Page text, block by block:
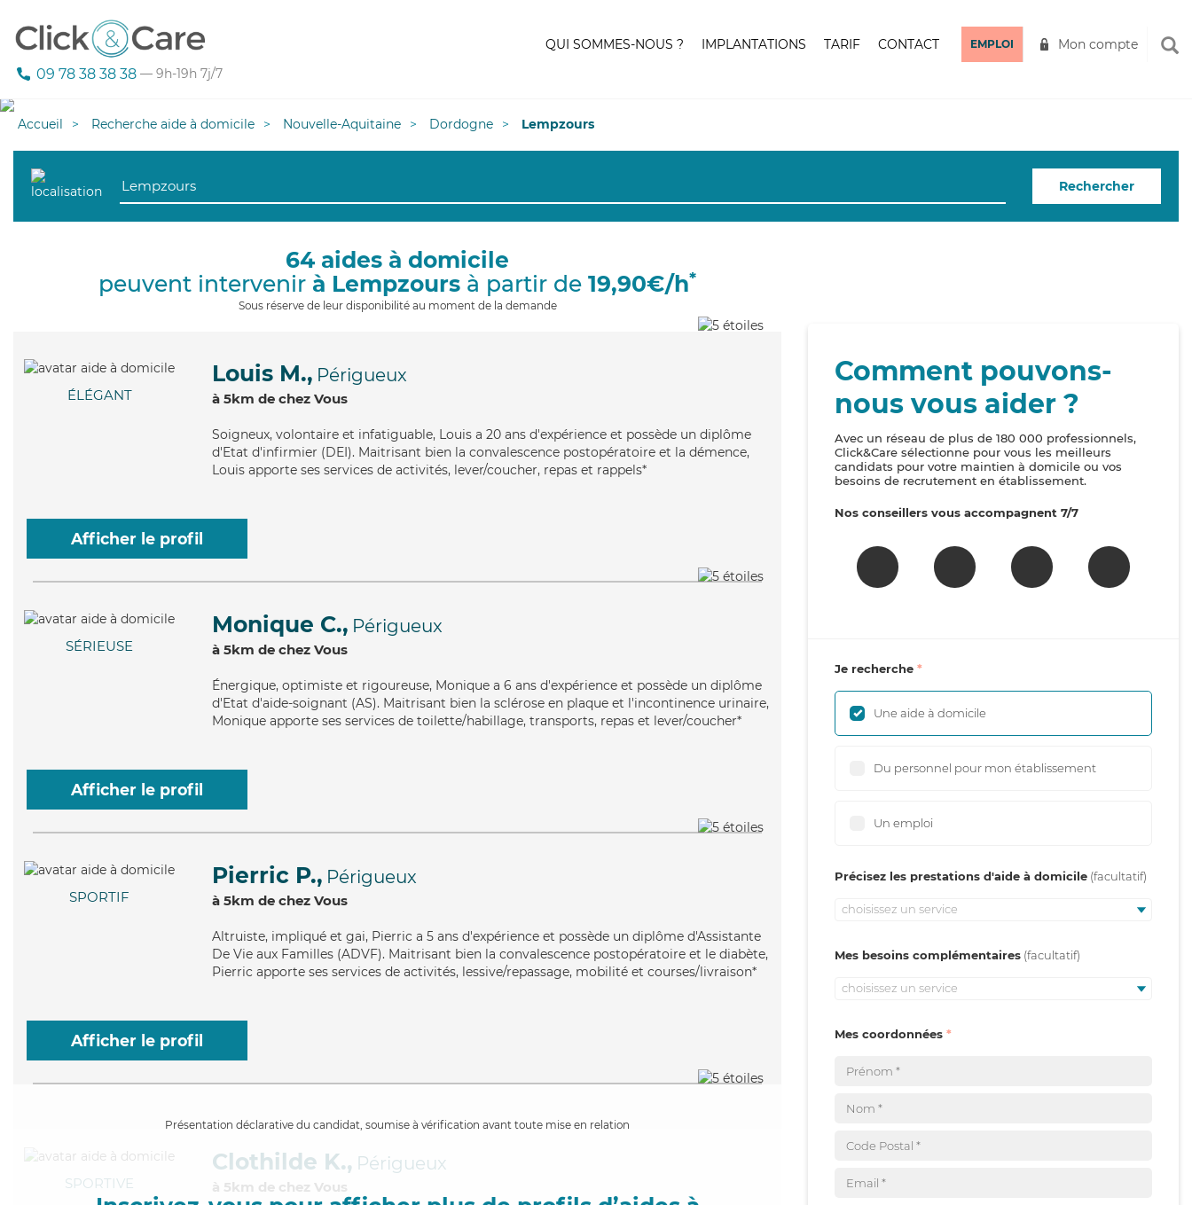
09 78 38 38 38 — 9h-19h 7j/7
QUI SOMMES-NOUS ? IMPLANTATIONS TARIF CONTACT EMPLOI Mon compte
Accueil Recherche aide à domicile Nouvelle-Aquitaine Dordogne Lempzours
Rechercher
64 aides à domicile
peuvent intervenir à Lempzours à partir de 19,90€/h*
Sous réserve de leur disponibilité au moment de la demande
ÉLÉGANT
Louis M., Périgueux
à 5km de chez Vous
Soigneux, volontaire et infatiguable, Louis a 20 ans d'expérience et possède un diplôme
d'Etat d'infirmier (DEI). Maitrisant bien la convalescence postopératoire et la démence,
Louis apporte ses services de activités, lever/coucher, repas et rappels*
Afficher le profil
SÉRIEUSE
Monique C., Périgueux
à 5km de chez Vous
Énergique, optimiste et rigoureuse, Monique a 6 ans d'expérience et possède un diplôme
d'Etat d'aide-soignant (AS). Maitrisant bien la sclérose en plaque et l'incontinence urinaire,
Monique apporte ses services de toilette/habillage, transports, repas et lever/coucher*
Afficher le profil
SPORTIF
Pierric P., Périgueux
à 5km de chez Vous
Altruiste, impliqué et gai, Pierric a 5 ans d'expérience et possède un diplôme d'Assistante
De Vie aux Familles (ADVF). Maitrisant bien la convalescence postopératoire et le diabète,
Pierric apporte ses services de activités, lessive/repassage, mobilité et courses/livraison*
Afficher le profil
Présentation déclarative du candidat, soumise à vérification avant toute mise en relation
SPORTIVE
Clothilde K., Périgueux
à 5km de chez Vous
Comment pouvons-
nous vous aider ?
Avec un réseau de plus de 180 000 professionnels,
Click&Care sélectionne pour vous les meilleurs
candidats pour votre maintien à domicile ou vos
besoins de recrutement en établissement.
Nos conseillers vous accompagnent 7/7
Je recherche
Une aide à domicile
Du personnel pour mon établissement
Un emploi
Précisez les prestations d'aide à domicile
choisissez un service
Mes besoins complémentaires
choisissez un service
Mes coordonnées